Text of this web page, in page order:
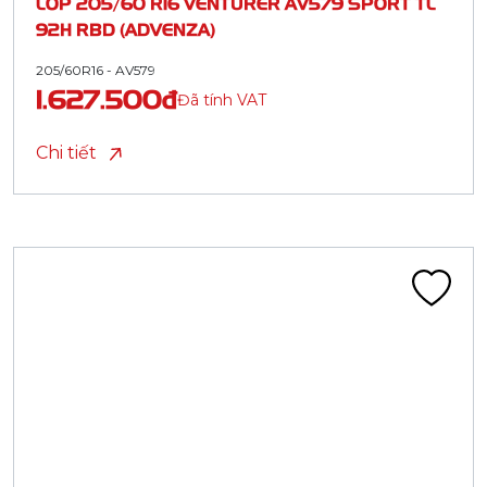
92H RBD (ADVENZA)
205/60R16 - AV579
1.627.500đĐã tính VAT
Chi tiết